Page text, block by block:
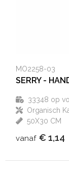
MO2258-03
SERRY -
33348 op
Organisch
50X30 CM
vanaf € 1,14